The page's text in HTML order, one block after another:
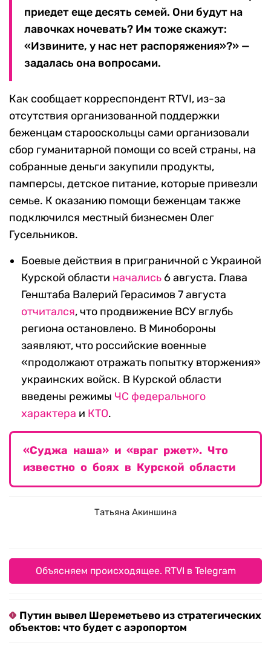
приедет еще десять семей. Они будут на
лавочках ночевать? Им тоже скажут:
«Извините, у нас нет распоряжения»?» —
задалась она вопросами.
Как сообщает корреспондент RTVI, из-за
отсутствия организованной поддержки
беженцам старооскольцы сами организовали
сбор гуманитарной помощи со всей страны, на
собранные деньги закупили продукты,
памперсы, детское питание, которые привезли
семье. К оказанию помощи беженцам также
подключился местный бизнесмен Олег
Гусельников.
Боевые действия в приграничной с Украиной
Курской области начались 6 августа. Глава
Генштаба Валерий Герасимов 7 августа
отчитался, что продвижение ВСУ вглубь
региона остановлено. В Минобороны
заявляют, что российские военные
«продолжают отражать попытку вторжения»
украинских войск. В Курской области
введены режимы ЧС федерального
характера и КТО.
«Суджа наша» и «враг ржет». Что
известно о боях в Курской области
Татьяна Акиншина
Объясняем происходящее. RTVI в Telegram
Путин вывел Шереметьево из стратегических
объектов: что будет с аэропортом